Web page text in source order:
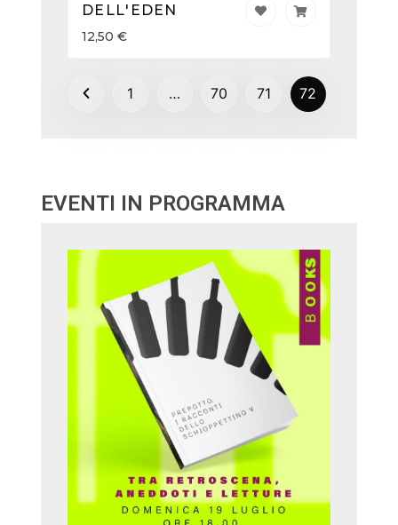
DELL'EDEN
12,50 €
1 … 70 71 72
EVENTI IN PROGRAMMA